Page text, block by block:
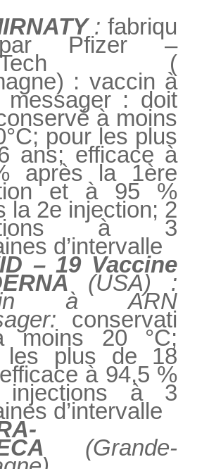
:fabriqu
Pfizer –
(
: vaccin à
messager : doit
à moins
pour les plus
ans; efficace à
après la 1ère
et à 95 %
la 2e injection; 2
à 3
d’intervalle
– 19 Vaccine
(USA) :
à ARN
conservati
moins 20 °C;
les plus de 18
à 94,5 %
à 3
d’intervalle
(Grande-